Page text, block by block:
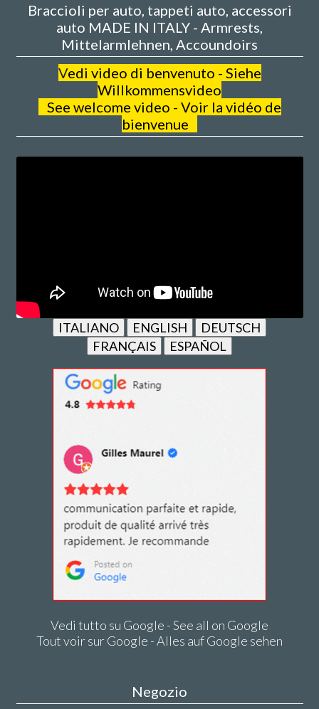
Braccioli per auto, tappeti auto, accessori
auto MADE IN ITALY - Armrests,
Mittelarmlehnen, Accoundoirs
Vedi video di benvenuto - Siehe
Willkommensvideo
See welcome video - Voir la vidéo de
bienvenue
ITALIANO ENGLISH
DEUTSCH
FRANÇAIS
ESPAÑOL
Vedi tutto su Google - See all on Google
Tout voir sur Google - Alles auf Google sehen
Negozio